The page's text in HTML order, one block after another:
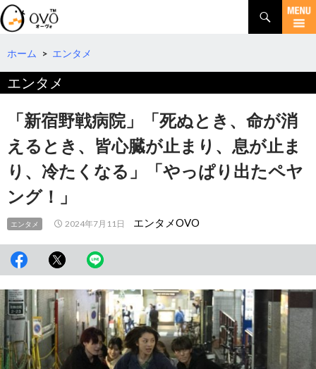
検
索
コ
テ
へ
ホーム > エンタメ
エンタメ
「新宿野戦病院」「死ぬとき、命が消
えるとき、皆心臓が止まり、息が止ま
り、冷たくなる」「やっぱり出たペヤ
ング！」
エンタメ 2024年7月11日 エンタメOVO